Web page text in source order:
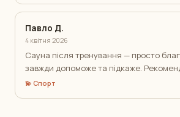
Павло Д.
4 квітня 2026
Сауна після тренування — просто
завжди допоможе та підкаже.
💫 Спорт